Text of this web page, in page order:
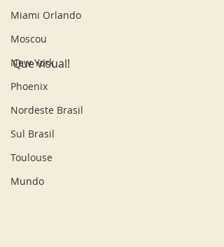
Miami Orlando
Moscou
New York
Phoenix
Nordeste Brasil
Sul Brasil
Toulouse
Mundo
Que visual!